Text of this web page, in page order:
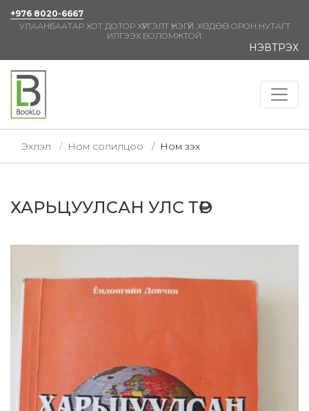
+976 8020-6667
УЛААНБААТАР ХОТ ДОТОР ХҮРГЭЛТ ҮНЭГҮЙ. ХӨДӨӨ ОРОН НУТАГТ
ИЛГЭЭХ БОЛОМЖТОЙ.
НЭВТРЭХ
Эхлэл Ном солилцоо Ном үзэх
ХАРЬЦУУЛСАН УЛС ТӨР